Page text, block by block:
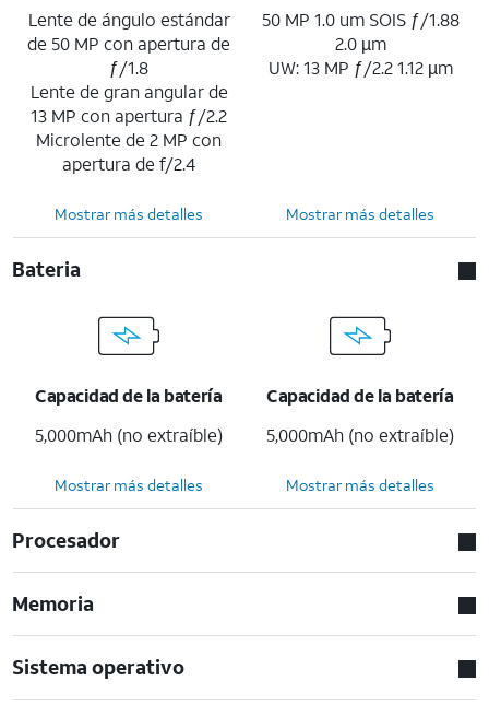
Lente de ángulo estándar
de 50 MP con apertura de
ƒ/1.8
Lente de gran angular de
13 MP con apertura ƒ/2.2
Microlente de 2 MP con
apertura de f/2.4
50 MP 1.0 um SOIS ƒ/1.88
2.0 µm
UW: 13 MP ƒ/2.2 1.12 µm
Mostrar más detalles Mostrar más detalles
Bateria
Capacidad de la batería
5,000mAh (no extraíble)
Capacidad de la batería
5,000mAh (no extraíble)
Mostrar más detalles Mostrar más detalles
Procesador
Memoria
Sistema operativo